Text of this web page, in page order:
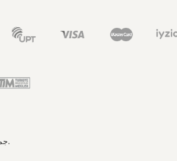
© 2026 Ases Toptan - جميع الحقوق محفوظة.